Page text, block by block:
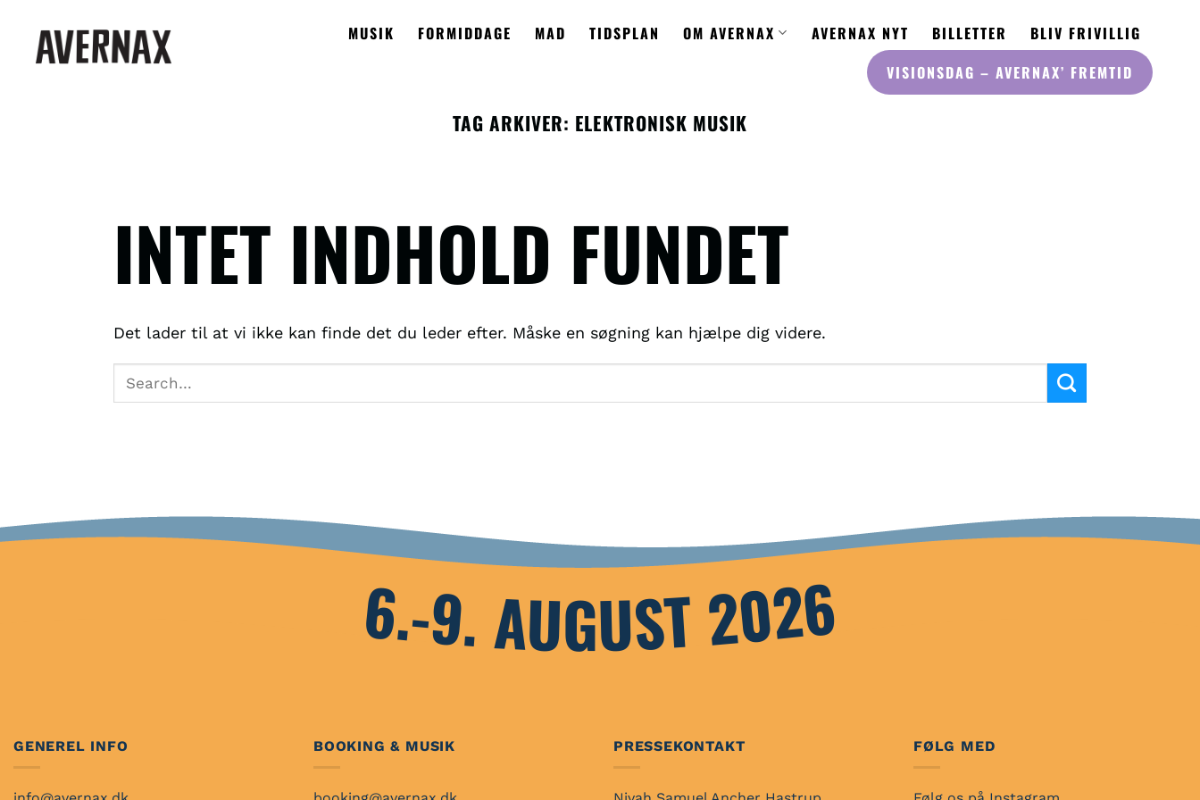
indhold
6. - 9. AUGUST 2026
VISIONSDAG – AVERNAX’ FREMTID
MUSIK FORMIDDAGE MAD TIDSPLAN OM AVERNAX AVERNAX NYT BILLETTER BLIV FRIVILLIG
TAG ARKIVER: ELEKTRONISK MUSIK
INTET INDHOLD FUNDET
Det lader til at vi ikke kan finde det du leder efter. Måske en søgning kan hjælpe dig videre.
6.-9. AUGUST 2026
GENEREL INFO BOOKING & MUSIK PRESSEKONTAKT FØLG MED